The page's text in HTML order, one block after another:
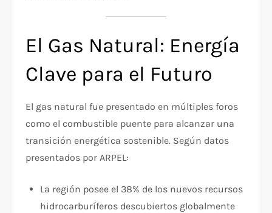
El Gas Natural: Energía
Clave para el Futuro
El gas natural fue presentado en múltiples foros
como el combustible puente para alcanzar una
transición energética sostenible. Según datos
presentados por ARPEL:
La región posee el 38% de los nuevos recursos
hidrocarburíferos descubiertos globalmente